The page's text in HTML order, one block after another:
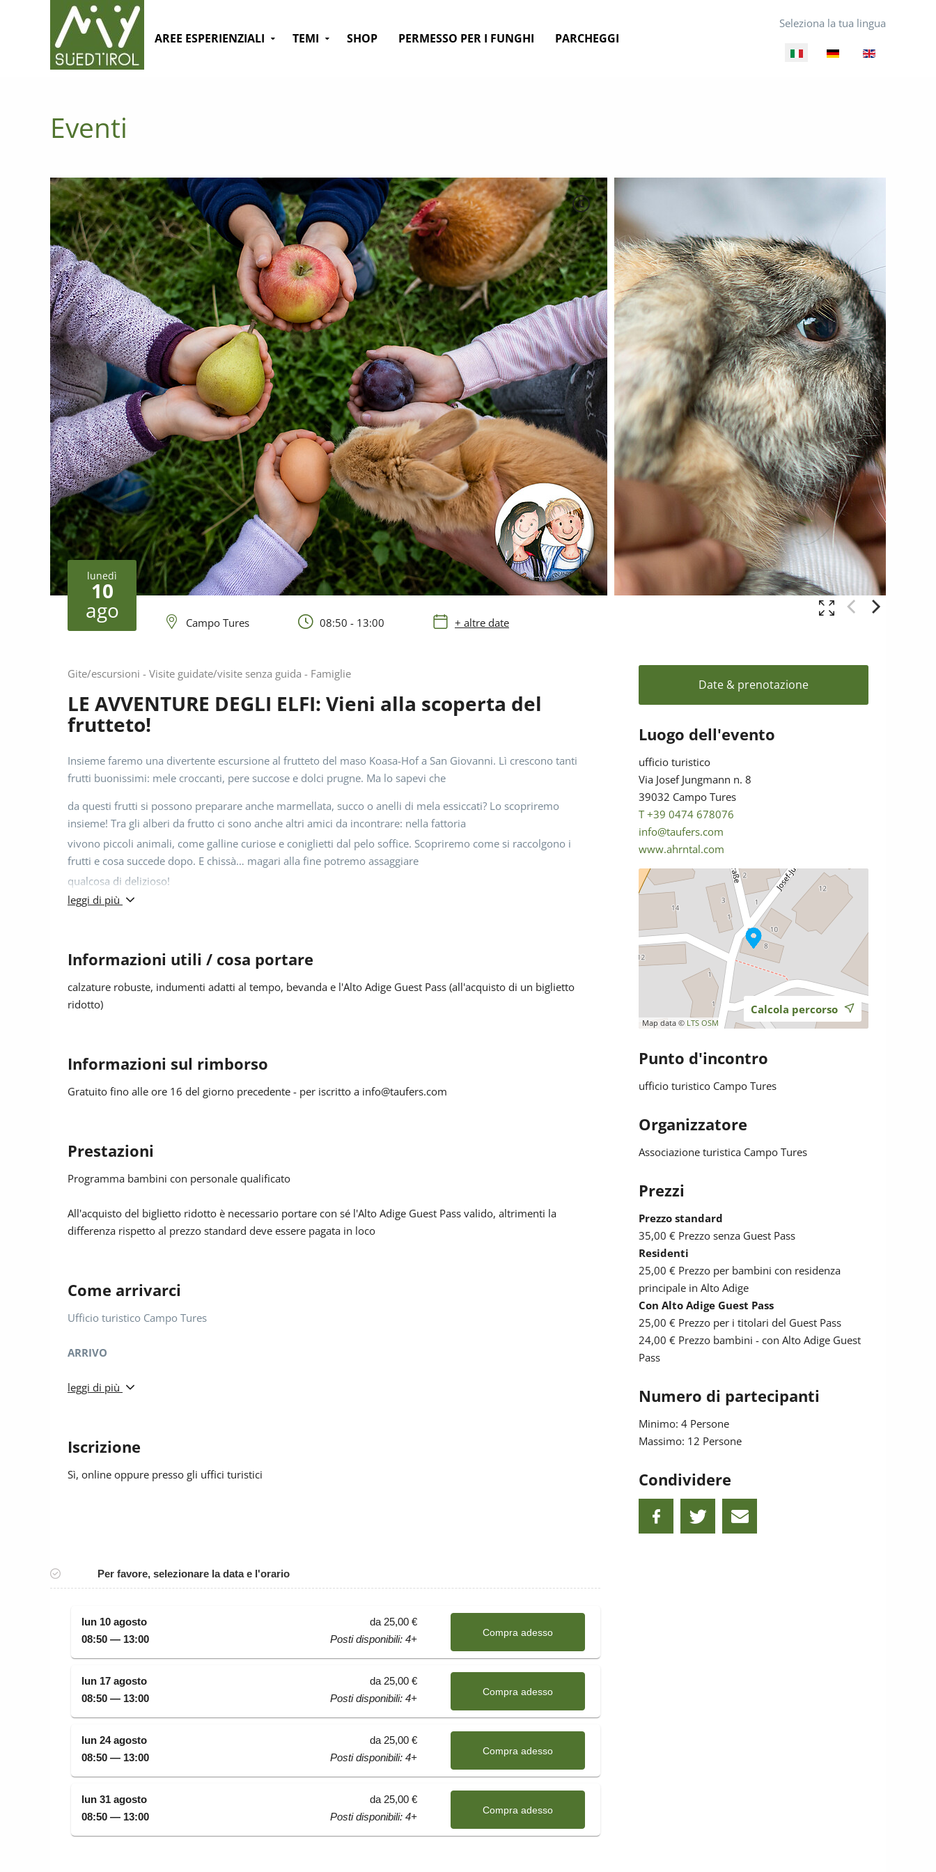
Seleziona la tua lingua
AREE ESPERIENZIALI TEMI SHOP PERMESSO PER I FUNGHI PARCHEGGI
Eventi
C
lunedì
10
ago Campo Tures 08:50 - 13:00 + altre date
Gite/escursioni - Visite guidate/visite senza guida - Famiglie
LE AVVENTURE DEGLI ELFI: Vieni alla scoperta del
frutteto!
Insieme faremo una divertente escursione al frutteto del maso Koasa-Hof a San Giovanni. Lì crescono tanti
frutti buonissimi: mele croccanti, pere succose e dolci prugne. Ma lo sapevi che
da questi frutti si possono preparare anche marmellata, succo o anelli di mela essiccati? Lo scopriremo
insieme! Tra gli alberi da frutto ci sono anche altri amici da incontrare: nella fattoria
vivono piccoli animali, come galline curiose e coniglietti dal pelo soffice. Scopriremo come si raccolgono i
frutti e cosa succede dopo. E chissà… magari alla fine potremo assaggiare
qualcosa di delizioso!
* Incluso piccola merenda
* L'orario e il luogo di ritiro sarà annunciato all'inizio.
* Numero minimo e massimo di bambini partecipanti.
* Sconto per possessori dell' Alto Adige Guest Pass e bambini residenti
info@taufers.com o info@ahrntal.com | 0039 0474 678076 o 0039 0474 671136
leggi di più
Informazioni utili / cosa portare
calzature robuste, indumenti adatti al tempo, bevanda e l'Alto Adige Guest Pass (all'acquisto di un biglietto
ridotto)
Informazioni sul rimborso
Gratuito fino alle ore 16 del giorno precedente - per iscritto a info@taufers.com
Prestazioni
Programma bambini con personale qualificato
All'acquisto del biglietto ridotto è necessario portare con sé l'Alto Adige Guest Pass valido, altrimenti la
differenza rispetto al prezzo standard deve essere pagata in loco
Come arrivarci
Ufficio turistico Campo Tures
ARRIVO
In autobus:
• Linea 450 da Casere
Ricerca degli orari online su https://www.suedtirolmobil.info/it/
Posizione geografica: https://maps.app.goo.gl/RqKfzfnn71Jm71Bj7
leggi di più
Iscrizione
Sì, online oppure presso gli uffici turistici
Date & prenotazione
Luogo dell'evento
ufficio turistico
Via Josef Jungmann n. 8
39032 Campo Tures
T +39 0474 678076
info@taufers.com
www.ahrntal.com
Map data © LTS OSM
Calcola percorso
Punto d'incontro
ufficio turistico Campo Tures
Organizzatore
Associazione turistica Campo Tures
Prezzi
Prezzo standard
35,00 € Prezzo senza Guest Pass
Residenti
25,00 € Prezzo per bambini con residenza
principale in Alto Adige
Con Alto Adige Guest Pass
25,00 € Prezzo per i titolari del Guest Pass
24,00 € Prezzo bambini - con Alto Adige Guest
Pass
Numero di partecipanti
Minimo: 4 Persone
Massimo: 12 Persone
Condividere